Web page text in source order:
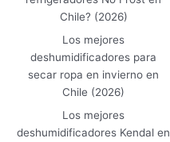
Chile? (2026)
Los mejores
deshumidificadores para
secar ropa en invierno en
Chile (2026)
Los mejores
deshumidificadores Kendal en